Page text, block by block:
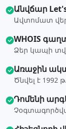
Անվճար
Ավտոմատ
WHOIS
Ձեր կապի
Առաջին
Ծնվել է 1992 թ.
Դոմենի